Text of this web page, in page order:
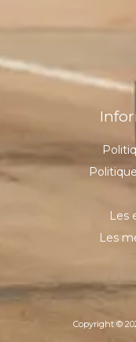
Les
Les
Copyright ©